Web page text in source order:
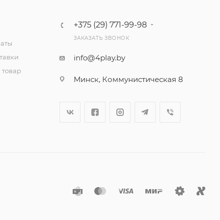
+375 (29) 771-99-98
ЗАКАЗАТЬ ЗВОНОК
info@4play.by
Минск, Коммунистическая 8